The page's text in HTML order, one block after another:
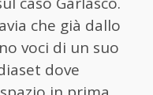
che già dallo
voci di un suo
dove